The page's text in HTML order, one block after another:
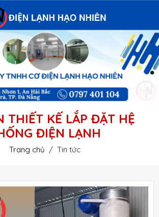
THIẾT KẾ LẮP ĐẶT HỆ
ĐIỆN LẠNH
Trang chủ / Tin tức